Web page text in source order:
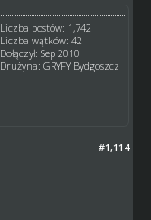
Liczba postów: 1,742
Liczba wątków: 42
Dołączył: Sep 2010
Drużyna: GRYFY Bydgoszcz
#1,114